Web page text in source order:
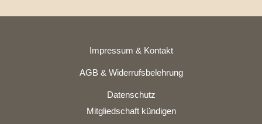
Impressum & Kontakt
AGB & Widerrufsbelehrung
Datenschutz
Mitgliedschaft kündigen